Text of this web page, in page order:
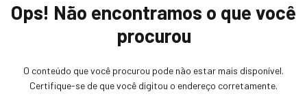
Ops! Não encontramos o que você
procurou
O conteúdo que você procurou pode não estar mais disponível.
Certifique-se de que você digitou o endereço corretamente.